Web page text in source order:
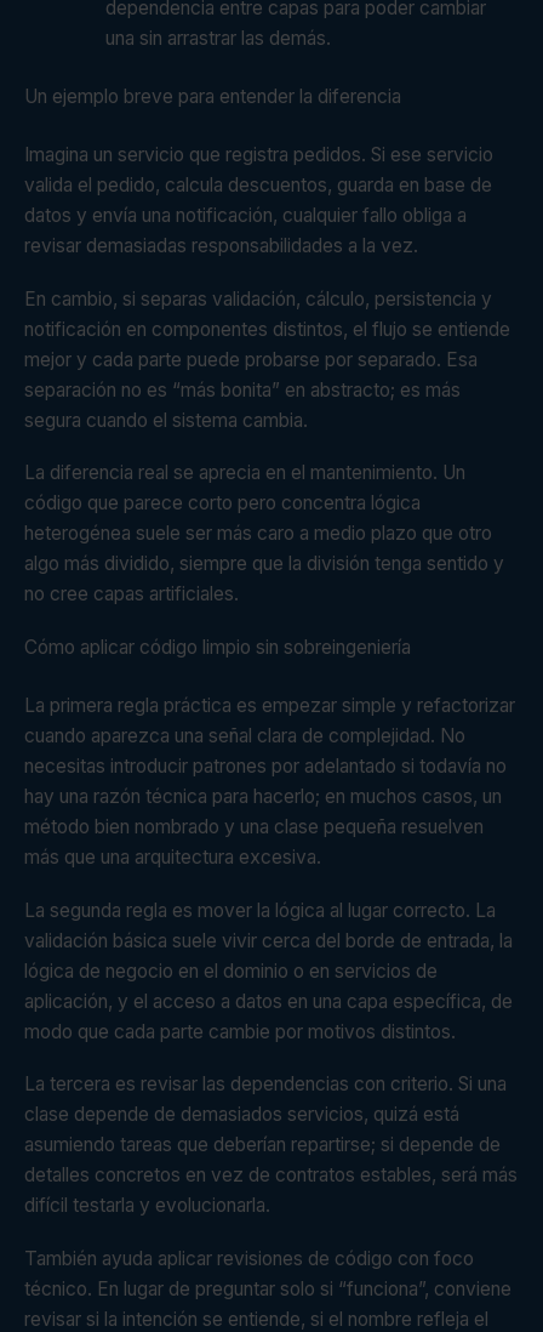
dependencia entre capas para poder cambiar
una sin arrastrar las demás.
Un ejemplo breve para entender la diferencia
Imagina un servicio que registra pedidos. Si ese servicio
valida el pedido, calcula descuentos, guarda en base de
datos y envía una notificación, cualquier fallo obliga a
revisar demasiadas responsabilidades a la vez.
En cambio, si separas validación, cálculo, persistencia y
notificación en componentes distintos, el flujo se entiende
mejor y cada parte puede probarse por separado. Esa
separación no es “más bonita” en abstracto; es más
segura cuando el sistema cambia.
La diferencia real se aprecia en el mantenimiento. Un
código que parece corto pero concentra lógica
heterogénea suele ser más caro a medio plazo que otro
algo más dividido, siempre que la división tenga sentido y
no cree capas artificiales.
Cómo aplicar código limpio sin sobreingeniería
La primera regla práctica es empezar simple y refactorizar
cuando aparezca una señal clara de complejidad. No
necesitas introducir patrones por adelantado si todavía no
hay una razón técnica para hacerlo; en muchos casos, un
método bien nombrado y una clase pequeña resuelven
más que una arquitectura excesiva.
La segunda regla es mover la lógica al lugar correcto. La
validación básica suele vivir cerca del borde de entrada, la
lógica de negocio en el dominio o en servicios de
aplicación, y el acceso a datos en una capa específica, de
modo que cada parte cambie por motivos distintos.
La tercera es revisar las dependencias con criterio. Si una
clase depende de demasiados servicios, quizá está
asumiendo tareas que deberían repartirse; si depende de
detalles concretos en vez de contratos estables, será más
difícil testarla y evolucionarla.
También ayuda aplicar revisiones de código con foco
técnico. En lugar de preguntar solo si “funciona”, conviene
revisar si la intención se entiende, si el nombre refleja el